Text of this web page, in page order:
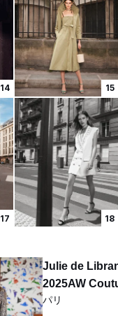
14 15
17 18
Julie de
2025AW
パリ